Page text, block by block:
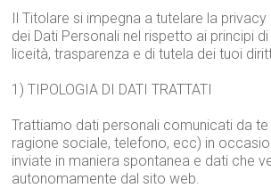
Il Titolare si impegna a tutelare la
dei Dati Personali nel rispetto ai principi
liceità, trasparenza e di tutela dei tuoi
1) TIPOLOGIA DI DATI TRATTATI
Trattiamo dati personali comunicati da te
ragione sociale, telefono, ecc) in
inviate in maniera spontanea e dati che
autonomamente dal sito web.